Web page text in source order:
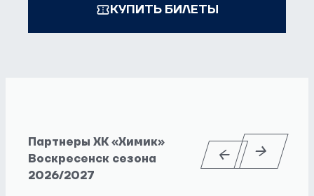
КУПИТЬ БИЛЕТЫ
Партнеры ХК «Химик»
Воскресенск сезона
2026/2027